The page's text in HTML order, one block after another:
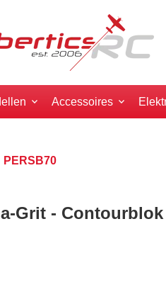
Accessoires
PERSB70
Grit -